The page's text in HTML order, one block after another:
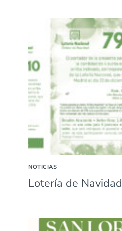
NOTICIAS
Lotería de Navidad